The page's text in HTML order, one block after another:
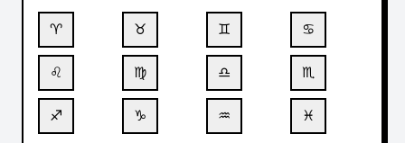
♈ ♉ ♊ ♋
♌ ♍ ♎ ♏
♐ ♑ ♒ ♓